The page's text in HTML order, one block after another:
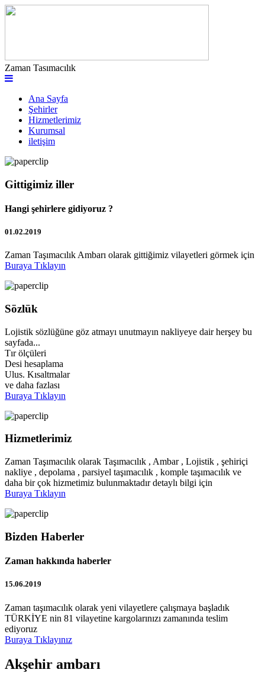
Zaman Tasımacılık
Ana Sayfa
Şehirler
Hizmetlerimiz
Kurumsal
iletişim
Gittigimiz iller
Hangi şehirlere gidiyoruz ?
01.02.2019
Zaman Taşımacılık Ambarı olarak gittiğimiz vilayetleri görmek için
Buraya Tıklayın
Sözlük
Lojistik sözlüğüne göz atmayı unutmayın nakliyeye dair herşey bu
sayfada...
Tır ölçüleri
Desi hesaplama
Ulus. Kısaltmalar
ve daha fazlası
Buraya Tıklayın
Hizmetlerimiz
Zaman Taşımacılık olarak Taşımacılık , Ambar , Lojistik , şehiriçi
nakliye , depolama , parsiyel taşımacılık , komple taşımacılık ve
daha bir çok hizmetimiz bulunmaktadır detaylı bilgi için
Buraya Tıklayın
Bizden Haberler
Zaman hakkında haberler
15.06.2019
Zaman taşımacılık olarak yeni vilayetlere çalışmaya başladık
TÜRKİYE nin 81 vilayetine kargolarınızı zamanında teslim
ediyoruz
Buraya Tıklayınız
Akşehir ambarı